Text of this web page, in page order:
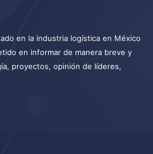
en la industria logística en México
en informar de manera breve y
proyectos, opinión de líderes,